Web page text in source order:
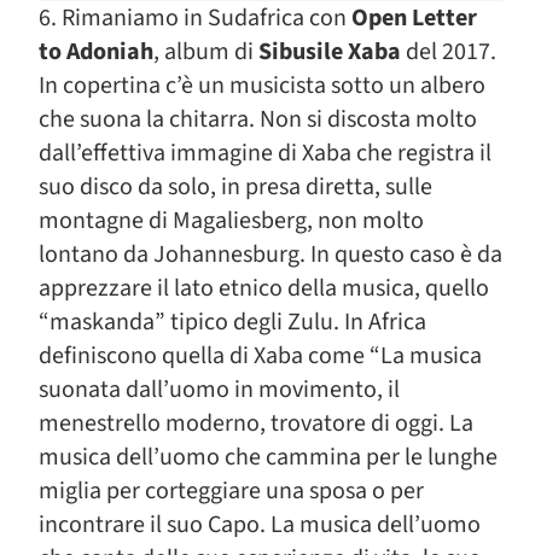
6. Rimaniamo in Sudafrica con Open Letter
to Adoniah, album di Sibusile Xaba del 2017.
In copertina c’è un musicista sotto un albero
che suona la chitarra. Non si discosta molto
dall’effettiva immagine di Xaba che registra il
suo disco da solo, in presa diretta, sulle
montagne di Magaliesberg, non molto
lontano da Johannesburg. In questo caso è da
apprezzare il lato etnico della musica, quello
“maskanda” tipico degli Zulu. In Africa
definiscono quella di Xaba come “La musica
suonata dall’uomo in movimento, il
menestrello moderno, trovatore di oggi. La
musica dell’uomo che cammina per le lunghe
miglia per corteggiare una sposa o per
incontrare il suo Capo. La musica dell’uomo